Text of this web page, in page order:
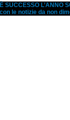
SUCCESSO L’ANNO
le notizie da non